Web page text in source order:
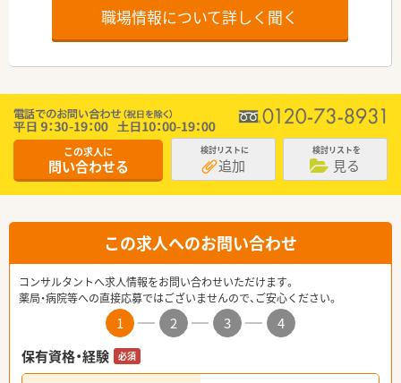
職場情報について詳しく聞く
この求人に
問い合わせる
検討リストに
追加
検討リストを
見る
この求人へのお問い合わせ
コンサルタントへ求人情報をお問い合わせいただけます。
薬局・病院等への直接応募ではございませんので、ご安心ください。
1 2 3
4
保有資格・経験
必須